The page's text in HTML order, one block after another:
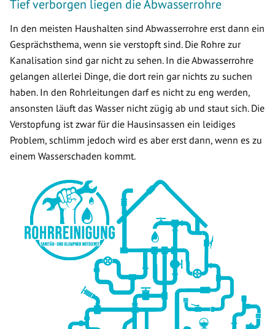
Tief verborgen liegen die Abwasserrohre
In den meisten Haushalten sind Abwasserrohre erst dann ein
Gesprächsthema, wenn sie verstopft sind. Die Rohre zur
Kanalisation sind gar nicht zu sehen. In die Abwasserrohre
gelangen allerlei Dinge, die dort rein gar nichts zu suchen
haben. In den Rohrleitungen darf es nicht zu eng werden,
ansonsten läuft das Wasser nicht zügig ab und staut sich. Die
Verstopfung ist zwar für die Hausinsassen ein leidiges
Problem, schlimm jedoch wird es aber erst dann, wenn es zu
einem Wasserschaden kommt.